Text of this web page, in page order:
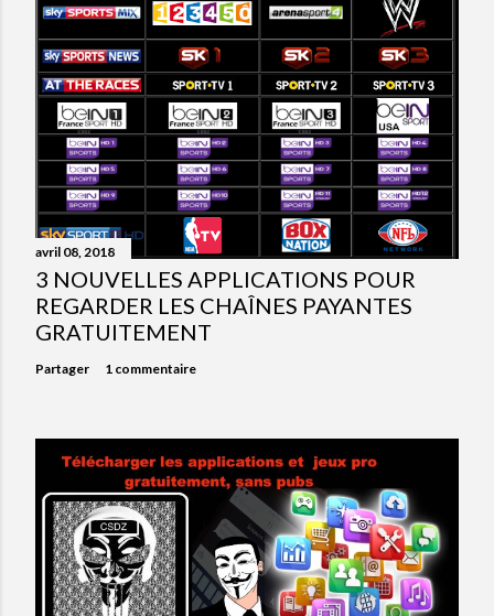
avril 08, 2018
3 NOUVELLES APPLICATIONS POUR
REGARDER LES CHAÎNES PAYANTES
GRATUITEMENT
Partager 1 commentaire